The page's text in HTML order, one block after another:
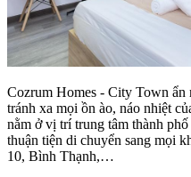
Cozrum Homes - City Town ẩn
tránh xa mọi ồn ào, náo nhiệt
nằm ở vị trí trung tâm thành
thuận tiện di chuyển sang mọi
10, Bình Thạnh,…